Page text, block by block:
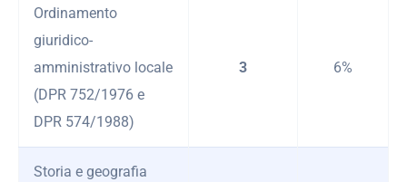
Ordinamento
giuridico-
amministrativo locale
(DPR 752/1976 e
DPR 574/1988)
3 6%
Storia e geografia